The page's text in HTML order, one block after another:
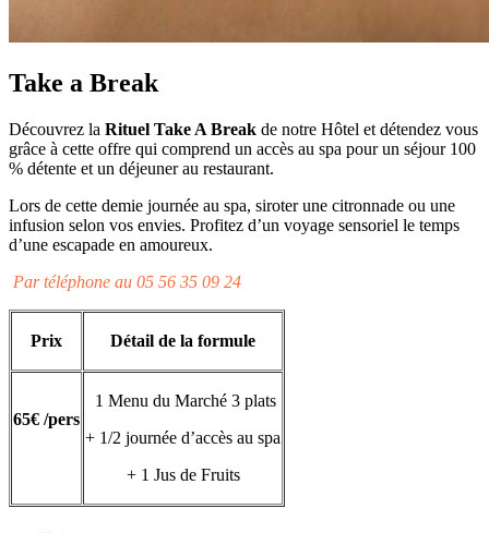
Take a Break
Découvrez la Rituel Take A Break de notre Hôtel et détendez vous
grâce à cette offre qui comprend un accès au spa pour un séjour 100
% détente et un déjeuner au restaurant.
Lors de cette demie journée au spa, siroter une citronnade ou une
infusion selon vos envies. Profitez d’un voyage sensoriel le temps
d’une escapade en amoureux.
Par téléphone au 05 56 35 09 24
Prix Détail de la formule
65€ /pers
1 Menu du Marché 3 plats
+ 1/2 journée d’accès au spa
+ 1 Jus de Fruits